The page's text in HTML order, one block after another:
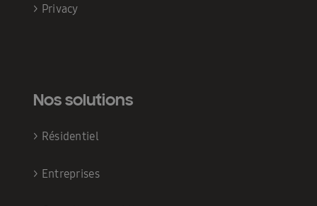
> Privacy
Nos solutions
> Résidentiel
> Entreprises